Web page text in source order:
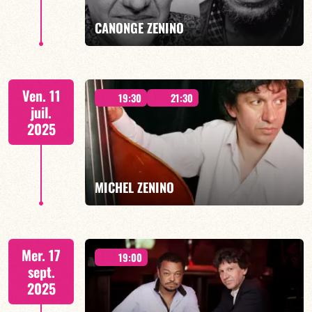
EN SAVOIR PLUS
CANONGE ZENINO
DUO JAZZ - 19h00
EN SAVOIR PLUS
Ven. 11
juil.
2025
19:30 21:30
MICHEL ZENINO
ZeWoAï - DEUX CONCERTS : 19h30 & 21h30
Mer. 17
sept.
2025
19:00